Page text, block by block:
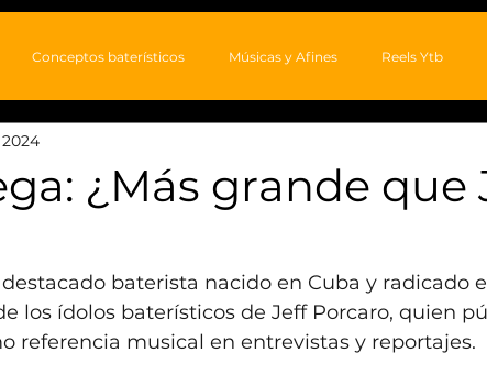
Conceptos baterísticos Músicas y Afines Reels Ytb
¿Más grande que
baterista nacido en Cuba y radicado
los ídolos baterísticos de Jeff Porcaro, quien
referencia musical en entrevistas y reportajes.